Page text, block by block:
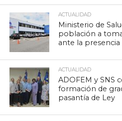
ACTUALIDAD
Ministerio de
población a
ante la
ACTUALIDAD
ADOFEM y SNS
formación de
pasantía de Ley